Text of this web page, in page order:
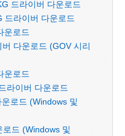
드라이버 다운로드
드라이버 다운로드
운로드
다운로드 (GOV 시리
운로드
라이버 다운로드
로드 (Windows 및
드 (Windows 및